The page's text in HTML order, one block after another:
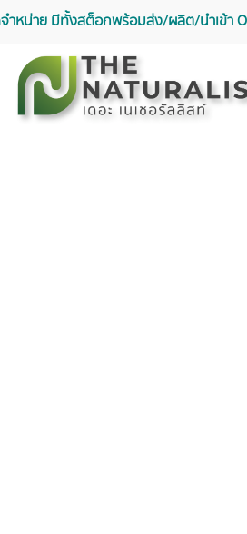
น่าย มีทั้งสต็อกพร้อมส่ง/ผลิต/นำเข้า